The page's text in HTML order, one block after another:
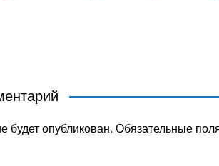
будет опубликован. Обязательные